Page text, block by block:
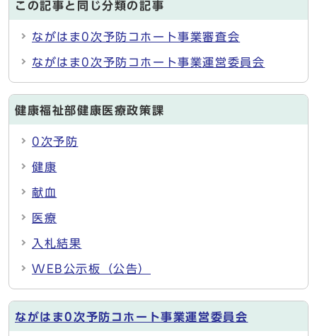
この記事と同じ分類の記事
ながはま0次予防コホート事業審査会
ながはま0次予防コホート事業運営委員会
健康福祉部健康医療政策課
0次予防
健康
献血
医療
入札結果
WEB公示板（公告）
ながはま0次予防コホート事業運営委員会